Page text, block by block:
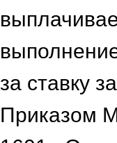
за ставку
Приказом